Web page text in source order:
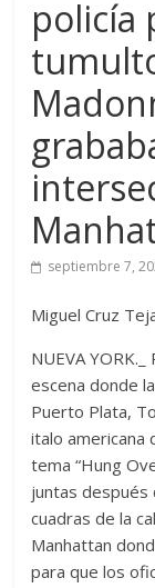
policía
septiembre 7,
Miguel Cruz
NUEVA
escena donde
Puerto Plata,
italo americana
tema “Hung
juntas después
cuadras de la
Manhattan
para que los